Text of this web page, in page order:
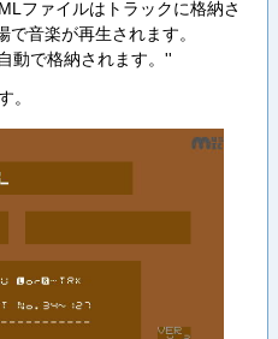
ファイルはトラックに格納さ
音楽が再生されます。
動で格納されます。''
。